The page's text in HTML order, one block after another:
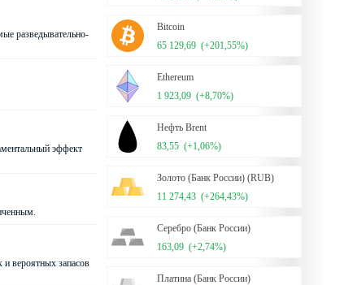
Bitcoin
65 129,69 (+201,55%)
Ethereum
1 923,09 (+8,70%)
Нефть Brent
83,55 (+1,06%)
Золото (Банк России) (RUB)
11 274,43 (+264,43%)
Серебро (Банк России)
163,09 (+2,74%)
Платина (Банк России)
разведывательно-
эффект
вероятных запасов